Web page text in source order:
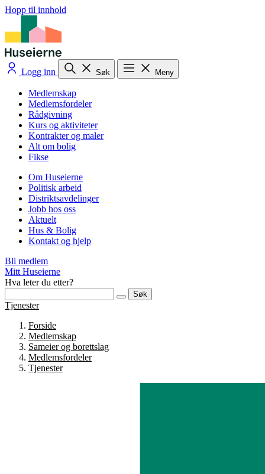
Hopp til innhold
Logg inn Søk Meny
Medlemskap
Medlemsfordeler
Rådgivning
Kurs og aktiviteter
Kontrakter og maler
Alt om bolig
Fikse
Om Huseierne
Politisk arbeid
Distriktsavdelinger
Jobb hos oss
Aktuelt
Hus & Bolig
Kontakt og hjelp
Bli medlem
Mitt Huseierne
Hva leter du etter?
Søk
Tjenester
Forside
Medlemskap
Sameier og borettslag
Medlemsfordeler
Tjenester